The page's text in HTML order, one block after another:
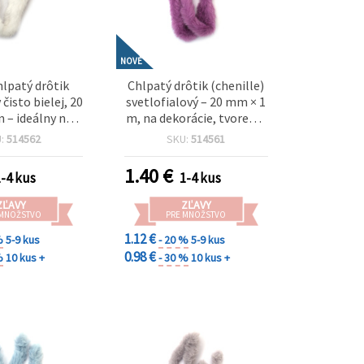
drôtik
bielej, 20
– ideálny na
dekorácie,
514562
4 kus
5-9 kus
10 kus +
NOVÉ
Chlpatý drôtik (chenille)
svetlofialový – 20 mm × 1
m, na dekorácie, tvorenie
a DIY projekty
SKU:514561
1.40€ 1-4 kus
ZĽAVY
PRE MNOŽSTVO
1.12 €- 20 %5-9 kus
0.98 €- 30 %10 kus +